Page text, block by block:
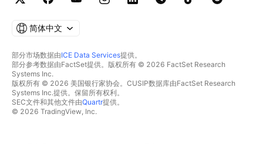
简体中文
部分市场数据由ICE Data Services提供。
部分参考数据由FactSet提供。版权所有 © 2026 FactSet Research
Systems Inc.
版权所有 © 2026 美国银行家协会。CUSIP数据库由FactSet Research
Systems Inc.提供。保留所有权利。
SEC文件和其他文件由Quartr提供。
© 2026 TradingView, Inc.